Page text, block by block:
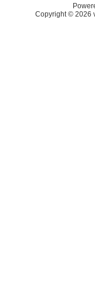
Copyright © 2026